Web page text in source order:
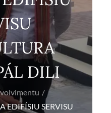
DILI
EDIFÍSIU SERVISU